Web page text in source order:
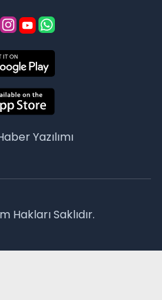
Yazılımı
Hakları Saklıdır.